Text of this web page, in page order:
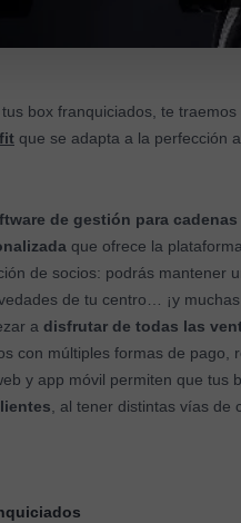
box franquiciados, te
que se adapta a la perfección
de gestión para
que ofrece la
de socios: podrás mantener
de tu centro… ¡y
a disfrutar de todas las
con múltiples formas de pago,
y app móvil permiten que tus
, al tener distintas vías de